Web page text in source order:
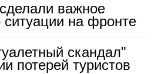
важное
ситуации на фронте
скандал"
потерей туристов